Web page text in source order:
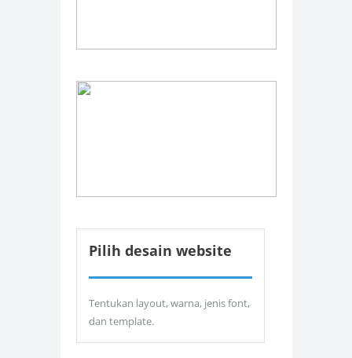
Pilih desain website
Tentukan layout, warna, jenis font,
dan template.